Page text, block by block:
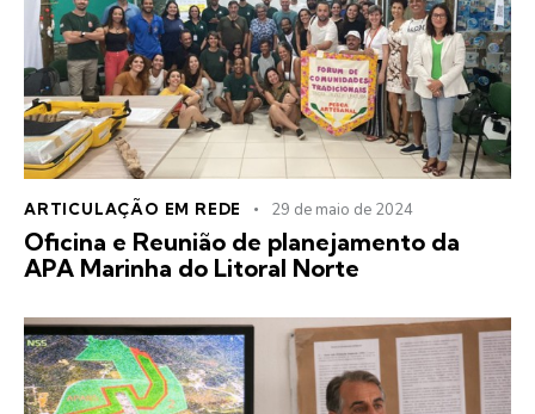
ARTICULAÇÃO EM REDE 29 de maio de 2024
Oficina e Reunião de planejamento da
APA Marinha do Litoral Norte